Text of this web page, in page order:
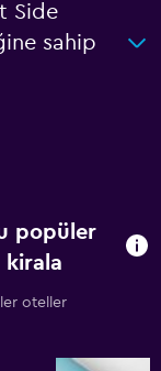
Side
sahip
popüler
kirala
oteller